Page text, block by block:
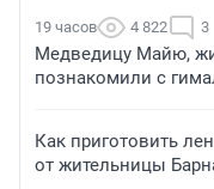
19 часов 4 822 3
Медведицу Майю,
познакомили с
Как приготовить
от жительницы